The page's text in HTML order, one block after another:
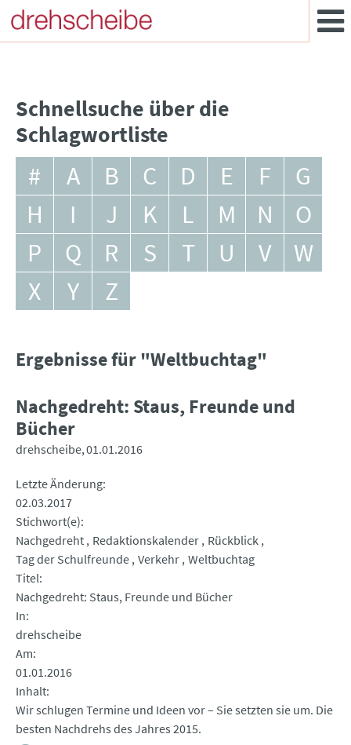
Schnellsuche über die
Schlagwortliste
# A B C D E F
G
H
I J K L M N
O
P
Q R S T U V
W
X
Y Z
Ergebnisse für "Weltbuchtag"
Nachgedreht: Staus, Freunde und
Bücher
drehscheibe 01.01.2016
Letzte Änderung
02.03.2017
Stichwort(e)
Nachgedreht Redaktionskalender Rückblick
Tag der Schulfreunde Verkehr Weltbuchtag
Titel
Nachgedreht: Staus, Freunde und Bücher
In
drehscheibe
Am
01.01.2016
Inhalt
Wir schlugen Termine und Ideen vor – Sie setzten sie um. Die
besten Nachdrehs des Jahres 2015.